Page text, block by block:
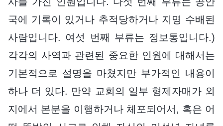
국에 기록이 있거나 추적당하거나 지명 수배된
사람입니다. 여섯 번째 부류는 정보통입니다.)
각각의 사역과 관련된 중요한 인원에 대해서는
기본적으로 설명을 마쳤지만 부가적인 내용이
하나 더 있다. 만약 교회의 일부 형제자매가 외
지에서 본분을 이행하거나 체포되어서, 혹은 어